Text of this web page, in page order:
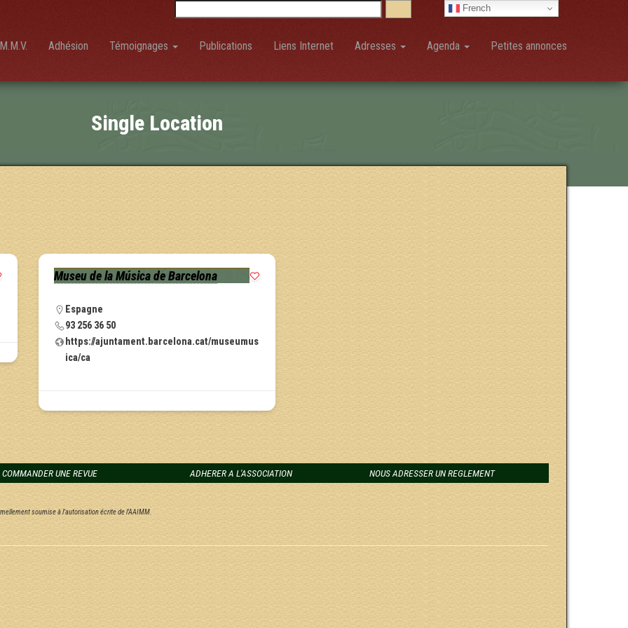
French
Adhésion Témoignages Publications Liens Internet Adresses Agenda Petites annonces
Single Location
Museu de la Música de Barcelona
Espagne
93 256 36 50
https://ajuntament.barcelona.cat/museumus
ica/ca
COMMANDER UNE REVUE ADHERER A L'ASSOCIATION NOUS ADRESSER UN REGLEMENT
soumise à l'autorisation écrite de l'AAIMM.